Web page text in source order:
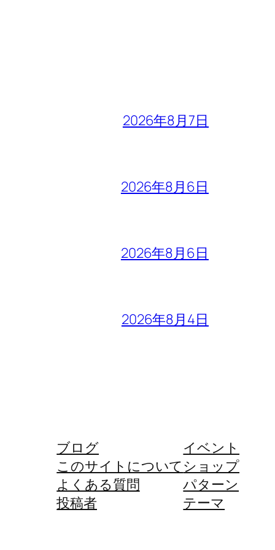
2026年8月7日
2026年8月6日
2026年8月6日
2026年8月4日
ブログ
このサイトについて
よくある質問
投稿者
イベント
ショップ
パターン
テーマ